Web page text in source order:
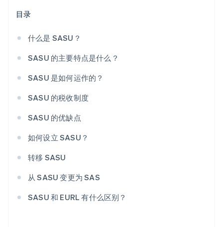
目录
什么是 SASU？
SASU 的主要特点是什么？
SASU 是如何运作的？
SASU 的税收制度
SASU 的优缺点
如何设立 SASU？
转移 SASU
从 SASU 变更为 SAS
SASU 和 EURL 有什么区别？